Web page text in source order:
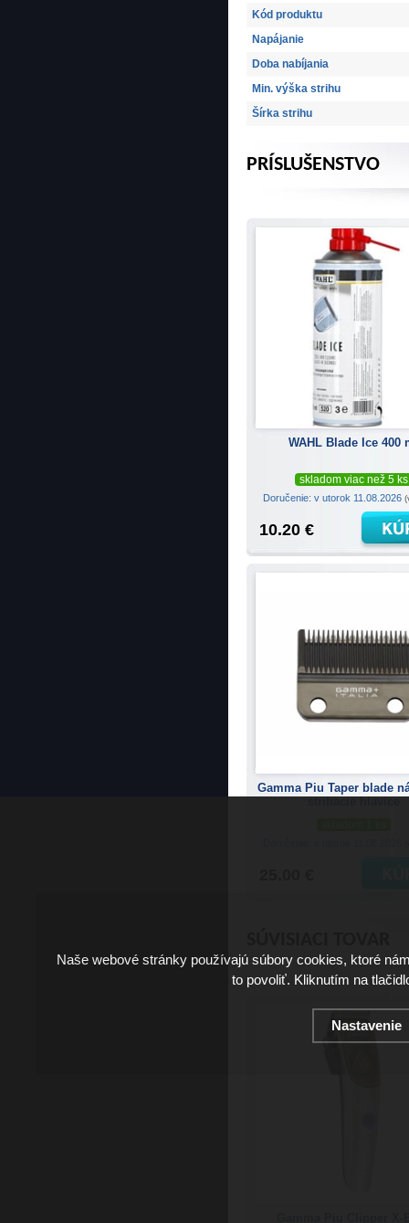
Kód produktu
Napájanie
Doba nabíjania
Min. výška strihu
Šírka strihu
PRÍSLUŠENSTVO
WAHL Blade Ice 400
skladom viac než 5 ks
Doručenie: v utorok 11.08.2026
10.20 €
Gamma Piu Taper blade
Naše webové stránky používajú súbory cookies, ktoré
to povoliť. Kliknutím na
Nastavenie